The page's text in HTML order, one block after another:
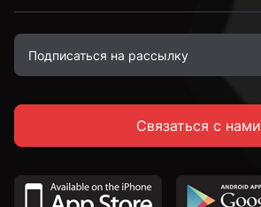
Связаться с нами